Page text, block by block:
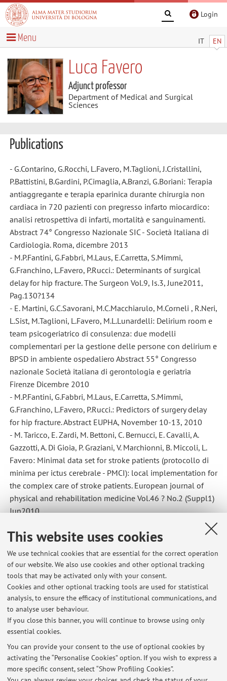
This website uses cookies
We use technical cookies that are essential for the correct operation
of our website. We also use cookies and other optional tracking
tools that may be activated only with your consent.
Cookies and other optional tracking tools are used for statistical
analysis, to ensure the efficacy of institutional communications, and
to analyse user behaviour.
If you close this banner, you will continue to browse using only
essential cookies.
You can provide your consent to the use of optional cookies by
activating the “Personalise Cookies” option. If you wish to express a
more specific consent, select “Show Profiling Cookies”.
Login
IT EN
Menu
Luca Favero
Adjunct professor
Department of Medical and Surgical
Sciences
Publications
- G.Contarino, G.Rocchi, L.Favero, M.Taglioni, J.Cristallini,
P.Battistini, B.Gardini, P.Cimaglia, A.Branzi, G.Boriani: Terapia
antiaggregante e terapia eparinica durante chirurgia non
cardiaca in 720 pazienti con pregresso infarto miocardico:
analisi retrospettiva di infarti, mortalità e sanguinamenti.
Abstract 74° Congresso Nazionale SIC - Società Italiana di
Cardiologia. Roma, dicembre 2013
- M.P.Fantini, G.Fabbri, M.Laus, E.Carretta, S.Mimmi,
G.Franchino, L.Favero, P.Rucci.: Determinants of surgical
delay for hip fracture. The Surgeon Vol.9, Is.3, June2011,
Pag.130?134
- E. Martini, G.C.Savorani, M.C.Macchiarulo, M.Corneli , R.Neri,
L.Sist, M.Taglioni, L.Favero, M.L.Lunardelli: Delirium room e
team psicogeriatrico di consulenza: due modelli
complementari per la gestione delle persone con delirium e
BPSD in ambiente ospedaliero Abstract 55° Congresso
nazionale Società italiana di gerontologia e geriatria
Firenze Dicembre 2010
- M.P.Fantini, G.Fabbri, M.Laus, E.Carretta, S.Mimmi,
G.Franchino, L.Favero, P.Rucci.: Predictors of surgery delay
for hip fracture. Abstract EUPHA, November 10-13, 2010
- M. Taricco, E. Zardi, M. Bettoni, C. Bernucci, E. Cavalli, A.
Gazzotti, A. Di Gioia, P. Graziani, V. Marchionni, B. Miccoli, L.
Favero: Minimal data set for stroke patients (protocollo di
minima per ictus cerebrale - PMCI): local implementation for
the complex care of stroke patients. European journal of
physical and rehabilitation medicine Vol.46 ? No.2 (Suppl1)
Jun2010
- M. Taricco, G. Alberti, E. Andreoli, N. Cantafora, A. Foresti, A.
Gazzotti, M. Menarini, B. Miccoli, E. Monti, E. Zardi, E.
Arcangeli, F. Bianconcini, S. De Franceschi, C. Boldri, A.
Amadori, B. Brighi, C. Russillo, L. Balbi, B. Pasquali, P. Accetta,
V. Franchini, L. Favero : Minimal data set for stroke patients
(protocollo di minima per ictus cerebrale - PMCI): local
implementation for the complex care of stroke patients.
European journal of physical and rehabilitation medicine
Vol.4
Latest news